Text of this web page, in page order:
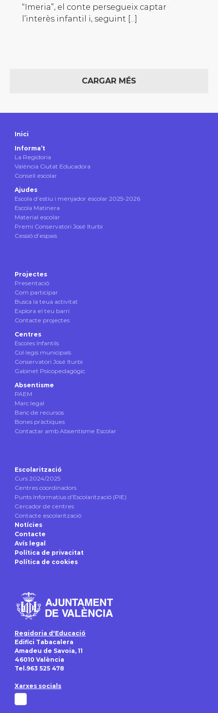
“Imeria”, el conte persegueix captar
l’interès infantil i, seguint [...]
CARGAR MÉS
Inici
Informa’t
La Regidoria
València Ciutat Educadora
Consell escolar
Ajudes
Escola d’estiu i menjador escolar 2025-2026
Escola Matinera
Material escolar
Premi Conservatori José Iturbi
Cessió d’espais
Projectes
Presentació
Com participar
Busca la teua activitat
Explora el teu barri
Contacte projectes
Centres
Escoles Infantils
Col·legis municipals
Conservatori José Iturbi
Gabinet Psicopedagògic
Absentisme
PAEM
Marc legal
Banc de recursos
Bones pràctiques
Contactar amb Absentisme Escolar
Escolarització
Curs 2024/2025
Centres coordinadors
Punts Informatius d’Escolarització (PIE)
Cercador de centres
Contacte escolarització
Notícies
Contacte
Avís legal
Política de privacitat
Política de cookies
Regidoria d'Educació
Edifici Tabacalera
Amadeu de Savoia, 11
46010 València
Tel.963 525 478
Xarxes socials